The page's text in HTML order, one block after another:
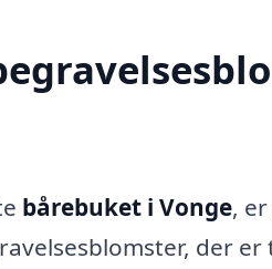
bårebuket i Vonge,
der